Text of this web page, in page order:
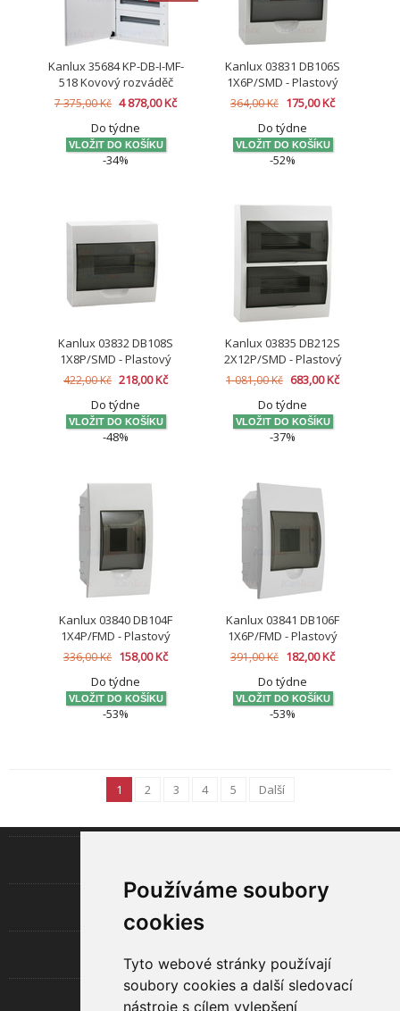
Používáme soubory
cookies
Tyto webové stránky používají
soubory cookies a další sledovací
nástroje s cílem vylepšení
Kanlux 35684 KP-DB-I-MF-
518 Kovový rozváděč
7 375,00 Kč 4 878,00 Kč
Do týdne
-34%
Kanlux 03831 DB106S
1X6P/SMD - Plastový
rozváděč
364,00 Kč 175,00 Kč
Do týdne
-52%
Kanlux 03832 DB108S
1X8P/SMD - Plastový
rozváděč
422,00 Kč 218,00 Kč
Do týdne
-48%
Kanlux 03835 DB212S
2X12P/SMD - Plastový
rozváděč
1 081,00 Kč 683,00 Kč
Do týdne
-37%
Kanlux 03840 DB104F
1X4P/FMD - Plastový
rozváděč
336,00 Kč 158,00 Kč
Do týdne
-53%
Kanlux 03841 DB106F
1X6P/FMD - Plastový
rozváděč
391,00 Kč 182,00 Kč
Do týdne
-53%
1 2 3 4 5 Další
UŽITEČNÉ
O SPOLEČNOSTI